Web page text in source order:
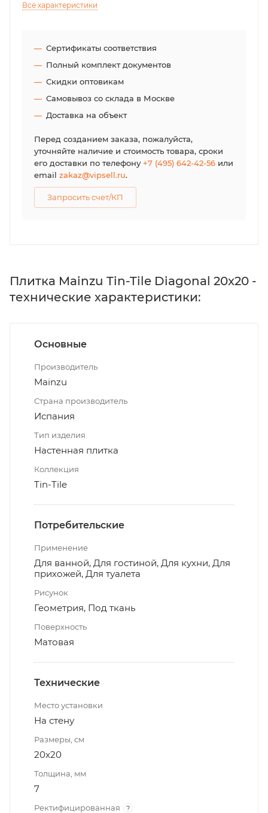
Все характеристики
Сертификаты соответствия
Полный комплект документов
Скидки оптовикам
Самовывоз со склада в Москве
Доставка на объект
Перед созданием заказа, пожалуйста,
уточняйте наличие и стоимость товара, сроки
его доставки по телефону+7 (495) 642-42-56 или
email zakaz@vipsell.ru.
Запросить счет/КП
Плитка Mainzu Tin-Tile Diagonal 20x20 -
технические характеристики:
Основные
Производитель
Mainzu
Страна производитель
Испания
Тип изделия
Настенная плитка
Коллекция
Tin-Tile
Потребительские
Применение
Для ванной, Для гостиной, Для кухни, Для
прихожей, Для туалета
Рисунок
Геометрия, Под ткань
Поверхность
Матовая
Технические
Место установки
На стену
Размеры, см
20x20
Толщина, мм
7
Ректифицированная ?